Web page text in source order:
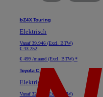
bZ4X Touring
Elektrisch
Vanaf39.946 (Excl. BTW)
€ 43.252
€ 499 /maand (Excl. BTW) *
Toyota C-HR+
Elektrisch
Vanaf32.645 (Excl. BTW)